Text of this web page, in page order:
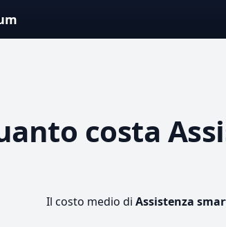
costa
Il costo medio di Assistenza